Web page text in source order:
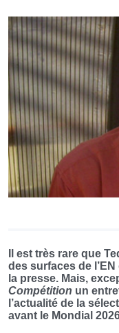
Il est très rare que
des surfaces de
la presse. Mais,
Compétition un
l’actualité de la
avant le Mondial